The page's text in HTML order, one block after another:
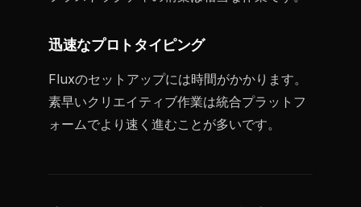
迅速なプロトタイピング
Fluxのセットアップには時間がかかります。
素早いクリエイティブ作業は統合プラットフ
ォームでより速く進むことが多いです。